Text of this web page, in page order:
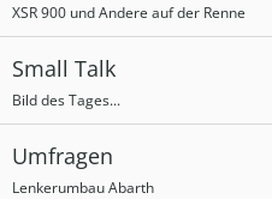
XSR 900 und Andere auf der Renne
Small Talk
Bild des Tages...
Umfragen
Lenkerumbau Abarth